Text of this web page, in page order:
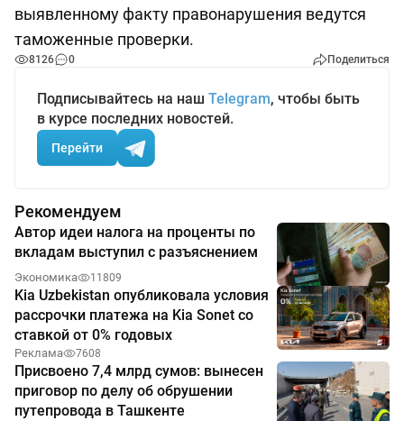
выявленному факту правонарушения ведутся
таможенные проверки.
8126 0 Поделиться
Подписывайтесь на наш Telegram, чтобы быть
в курсе последних новостей.
Перейти
Рекомендуем
Автор идеи налога на проценты по
вкладам выступил с разъяснением
Экономика 11809
Kia Uzbekistan опубликовала условия
рассрочки платежа на Kia Sonet со
ставкой от 0% годовых
Реклама 7608
Присвоено 7,4 млрд сумов: вынесен
приговор по делу об обрушении
путепровода в Ташкенте